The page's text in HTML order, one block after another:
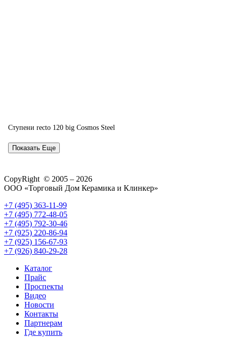
Ступени recto 120 big Cosmos Steel
Показать Еще
CopyRight © 2005 – 2026
ООО «Торговый Дом Керамика и Клинкер»
+7 (495) 363-11-99
+7 (495) 772-48-05
+7 (495) 792-30-46
+7 (925) 220-86-94
+7 (925) 156-67-93
+7 (926) 840-29-28
Каталог
Прайс
Проспекты
Видео
Новости
Контакты
Партнерам
Где купить